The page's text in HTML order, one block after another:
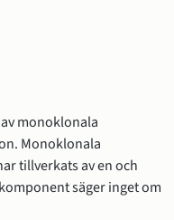
monoklonala
Monoklonala
tillverkats av en och
säger inget om